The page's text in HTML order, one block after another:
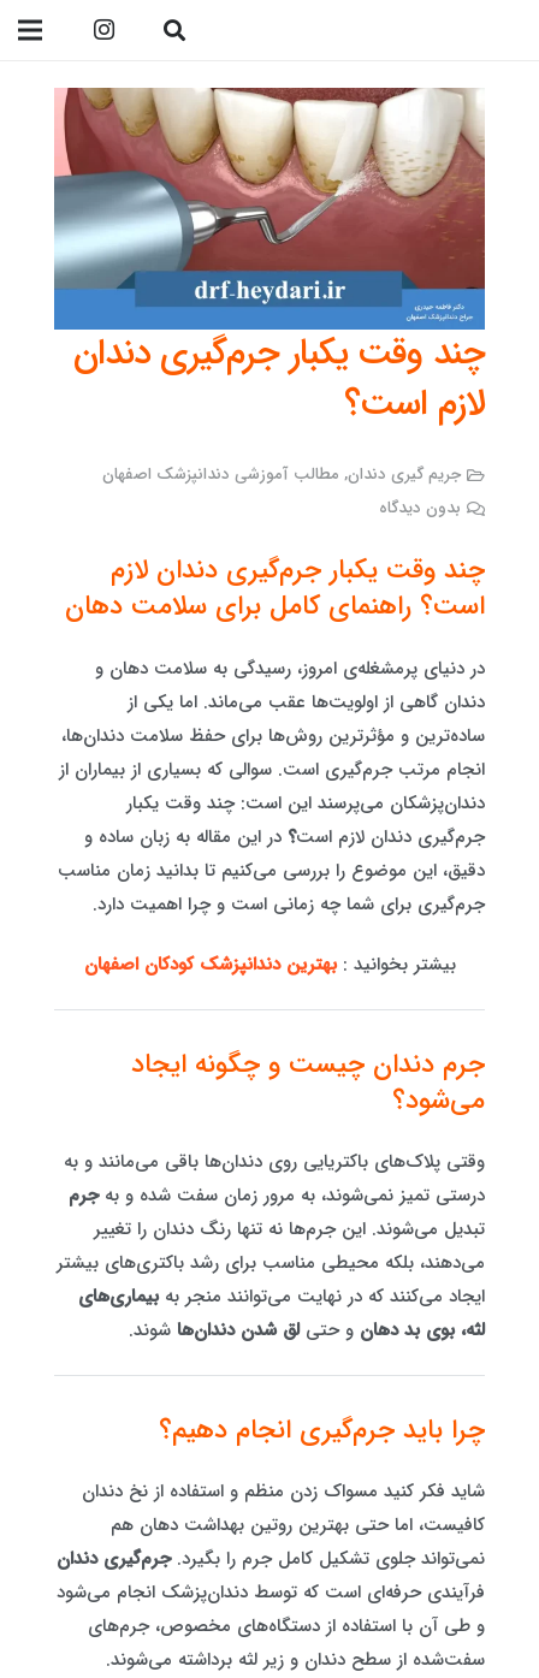
چند وقت یکبار جرم‌گیری دندان
لازم است؟
جریم گیری دندان, مطالب آموزشی دندانپزشک اصفهان
بدون دیدگاه
چند وقت یکبار جرم‌گیری دندان لازم
است؟ راهنمای کامل برای سلامت دهان
در دنیای پرمشغله‌ی امروز، رسیدگی به سلامت دهان و
دندان گاهی از اولویت‌ها عقب می‌ماند. اما یکی از
ساده‌ترین و مؤثرترین روش‌ها برای حفظ سلامت دندان‌ها،
انجام مرتب جرم‌گیری است. سوالی که بسیاری از بیماران از
دندان‌پزشکان می‌پرسند این است: چند وقت یکبار
جرم‌گیری دندان لازم است؟ در این مقاله به زبان ساده و
دقیق، این موضوع را بررسی می‌کنیم تا بدانید زمان مناسب
جرم‌گیری برای شما چه زمانی است و چرا اهمیت دارد.
بیشتر بخوانید : بهترین دندانپزشک کودکان اصفهان
جرم دندان چیست و چگونه ایجاد
می‌شود؟
وقتی پلاک‌های باکتریایی روی دندان‌ها باقی می‌مانند و به
درستی تمیز نمی‌شوند، به مرور زمان سفت شده و بهجرم
تبدیل می‌شوند. این جرم‌ها نه تنها رنگ دندان را تغییر
می‌دهند، بلکه محیطی مناسب برای رشد باکتری‌های بیشتر
ایجاد می‌کنند که در نهایت می‌توانند منجر بهبیماری‌های
لثه، بوی بد دهان و حتیلق شدن دندان‌ها شوند.
چرا باید جرم‌گیری انجام دهیم؟
شاید فکر کنید مسواک زدن منظم و استفاده از نخ دندان
کافیست، اما حتی بهترین روتین بهداشت دهان هم
نمی‌تواند جلوی تشکیل کامل جرم را بگیرد.جرم‌گیری دندان
فرآیندی حرفه‌ای است که توسط دندان‌پزشک انجام می‌شود
و طی آن با استفاده از دستگاه‌های مخصوص، جرم‌های
سفت‌شده از سطح دندان و زیر لثه برداشته می‌شوند.